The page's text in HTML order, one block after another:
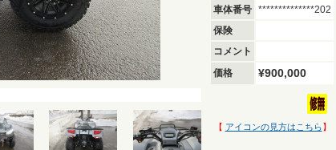
車体番号 **************202
保険
コメント
価格
¥900,000
【 アイコンの見方はこちら】